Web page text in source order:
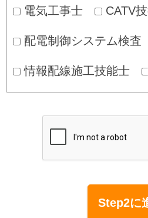
電気工事士 CATV
配電制御システム検査
情報配線施工技能士